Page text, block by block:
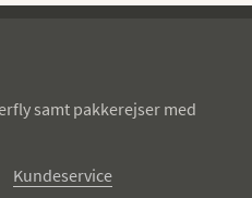
samt pakkerejser med
Kundeservice